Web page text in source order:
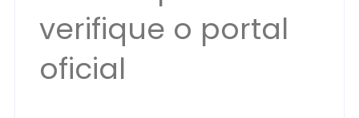
verifique o portal
oficial